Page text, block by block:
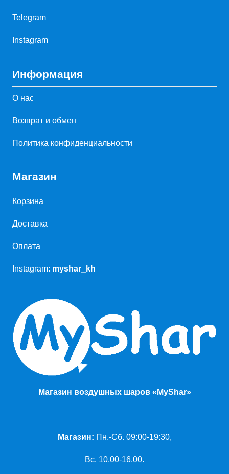
Telegram
Instagram
Информация
О нас
Возврат и обмен
Политика конфиденциальности
Магазин
Корзина
Доставка
Оплата
Instagram: myshar_kh
Магазин воздушных шаров «MyShar»
Магазин: Пн.-Сб. 09:00-19:30,
Вс. 10.00-16.00.